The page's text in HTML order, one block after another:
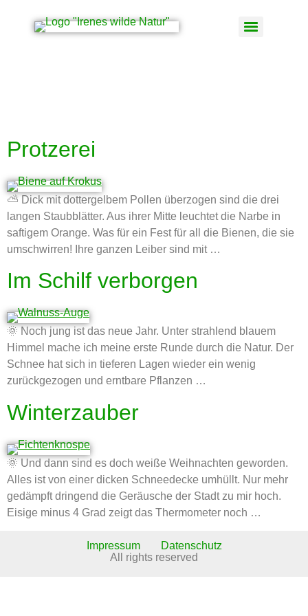
Protzerei
⛅ Dick mit dottergelbem Pollen überzogen sind die drei
langen Staubblätter. Aus ihrer Mitte leuchtet die Narbe in
saftigem Orange. Was für ein Fest für all die Bienen, die sie
umschwirren! Ihre ganzen Leiber sind mit …
Im Schilf verborgen
🌞 Noch jung ist das neue Jahr. Unter strahlend blauem
Himmel mache ich meine erste Runde durch die Natur. Der
Schnee hat sich in tieferen Lagen wieder ein wenig
zurückgezogen und erntbare Pflanzen …
Winterzauber
🌞 Und dann sind es doch weiße Weihnachten geworden.
Alles ist von einer dicken Schneedecke umhüllt. Nur mehr
gedämpft dringend die Geräusche der Stadt zu mir hoch.
Eisige minus 4 Grad zeigt das Thermometer noch …
Impressum
Datenschutz
All rights reserved